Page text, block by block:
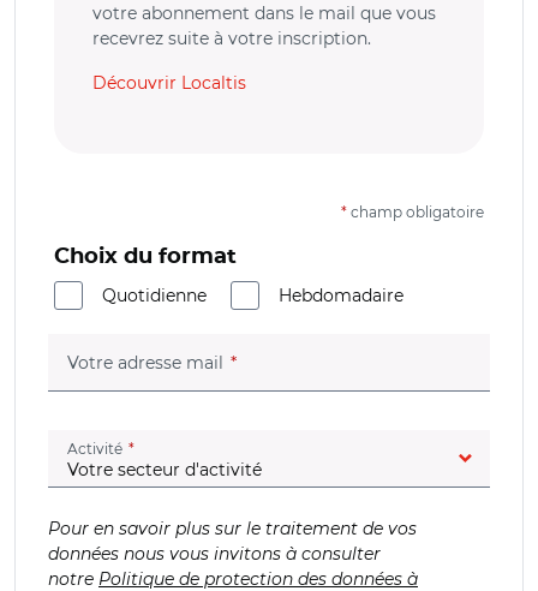
votre abonnement dans le mail que vous
recevrez suite à votre inscription.
Découvrir Localtis
* champ obligatoire
Choix du format
Quotidienne
Hebdomadaire
Votre adresse mail (champ obligatoire)
Activité (champ obligatoire)
Pour en savoir plus sur le traitement de vos
données nous vous invitons à consulter
notre Politique de protection des données à